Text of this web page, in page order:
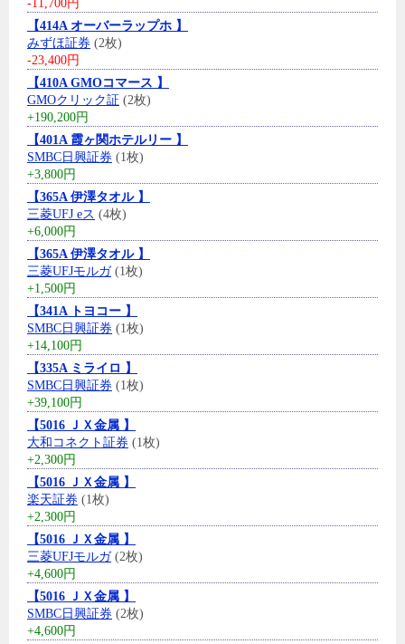
-11,700円
【414A オーバーラップホ 】
みずほ証券 (2枚)
-23,400円
【410A GMOコマース 】
GMOクリック証 (2枚)
+190,200円
【401A 霞ヶ関ホテルリー 】
SMBC日興証券 (1枚)
+3,800円
【365A 伊澤タオル 】
三菱UFJ eス (4枚)
+6,000円
【365A 伊澤タオル 】
三菱UFJモルガ(1枚)
+1,500円
【341A トヨコー 】
SMBC日興証券 (1枚)
+14,100円
【335A ミライロ 】
SMBC日興証券 (1枚)
+39,100円
【5016 ＪＸ金属 】
大和コネクト証券 (1枚)
+2,300円
【5016 ＪＸ金属 】
楽天証券 (1枚)
+2,300円
【5016 ＪＸ金属 】
三菱UFJモルガ(2枚)
+4,600円
【5016 ＪＸ金属 】
SMBC日興証券 (2枚)
+4,600円